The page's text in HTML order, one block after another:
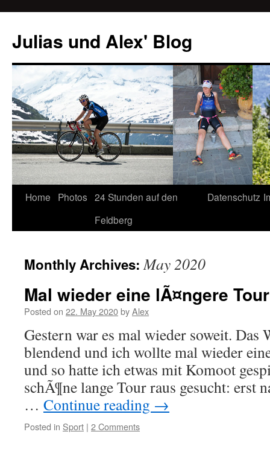
Julias und Alex' Blog
Skip
Home Photos 24 Stunden auf den
Feldberg
Datenschutz
Monthly Archives:May 2020
Mal wieder eine lÃ¤ngere Tour
Posted on 22. May 2020byAlex
Gestern war es mal wieder soweit. Das
blendend und ich wollte mal wieder
und so hatte ich etwas mit Komoot
schÃ¶ne lange Tour raus gesucht: erst
… Continue reading →
Posted in Sport | 2 Comments